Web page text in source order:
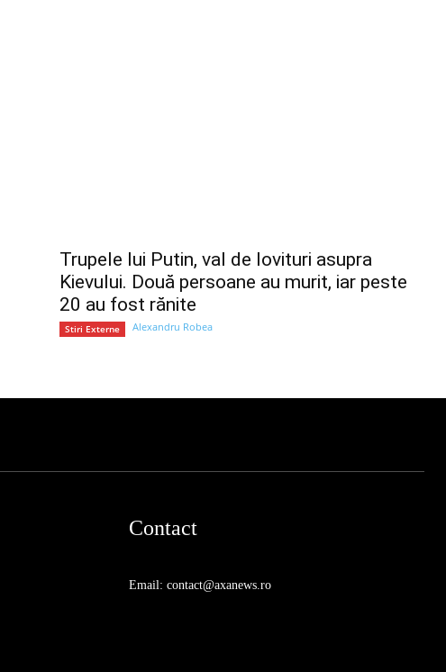
Trupele lui Putin, val de lovituri asupra
Kievului. Două persoane au murit, iar peste
20 au fost rănite
Stiri Externe Alexandru Robea
Contact
Email: contact@axanews.ro